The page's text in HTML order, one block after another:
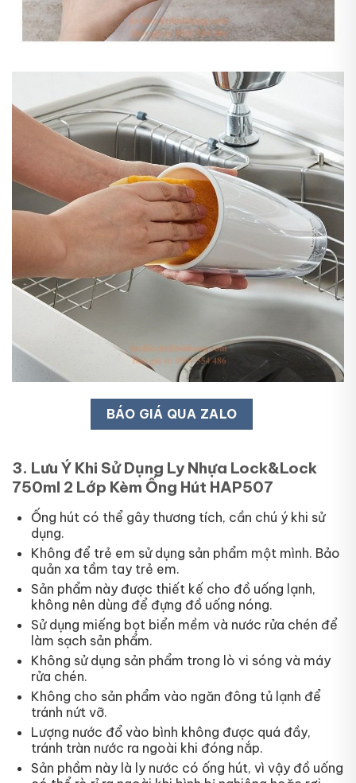
BÁO GIÁ QUA ZALO
3. Lưu Ý Khi Sử Dụng Ly Nhựa Lock&Lock
750ml 2 Lớp Kèm Ống Hút HAP507
Ống hút có thể gây thương tích, cần chú ý khi sử
dụng.
Không để trẻ em sử dụng sản phẩm một mình. Bảo
quản xa tầm tay trẻ em.
Sản phẩm này được thiết kế cho đồ uống lạnh,
không nên dùng để đựng đồ uống nóng.
Sử dụng miếng bọt biển mềm và nước rửa chén để
làm sạch sản phẩm.
Không sử dụng sản phẩm trong lò vi sóng và máy
rửa chén.
Không cho sản phẩm vào ngăn đông tủ lạnh để
tránh nứt vỡ.
Lượng nước đổ vào bình không được quá đầy,
tránh tràn nước ra ngoài khi đóng nắp.
Sản phầm này là ly nước có ống hút, vì vậy đồ uống